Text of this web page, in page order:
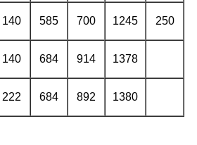
140 585 700 1245 250
140 684 914 1378
222 684 892 1380